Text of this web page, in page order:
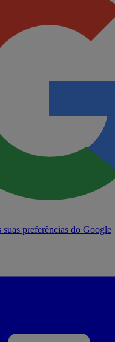
preferências do Google